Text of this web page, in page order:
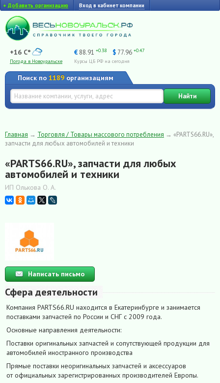
+ Добавить организацию Вход в кабинет компании
+16 C°
Погода в Новоуральске
€ 88.91 +0.38 $ 77.96 +0.47
Курсы ЦБ РФ на сегодня
Поиск по 1189 организациям
Найти
Главная → Торговля / Товары массового потребления → «PARTS66.RU»,
запчасти для любых автомобилей и техники
«PARTS66.RU», запчасти для любых
автомобилей и техники
ИП Олькова О. А.
Написать письмо
Сфера деятельности
Компания PARTS66.RU находится в Екатеринбурге и занимается
поставками запчастей по России и СНГ с 2009 года.
Основные направления деятельности:
Поставки оригинальных запчастей и сопутствующей продукции для
автомобилей иностранного производства
Прямые поставки неоригинальных запчастей и аксессуаров
от официальных зарегистрированных производителей Европы.